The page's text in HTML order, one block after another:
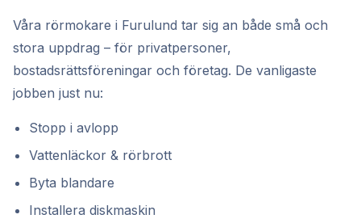
Våra rörmokare i Furulund tar sig an både små och
stora uppdrag – för privatpersoner,
bostadsrättsföreningar och företag. De vanligaste
jobben just nu:
Stopp i avlopp
Vattenläckor & rörbrott
Byta blandare
Installera diskmaskin